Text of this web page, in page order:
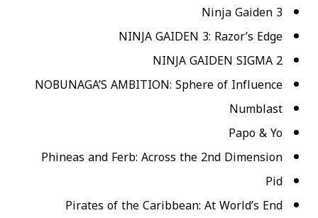
Ninja Gaiden 3
NINJA GAIDEN 3: Razor’s Edge
NINJA GAIDEN SIGMA 2
NOBUNAGA’S AMBITION: Sphere of Influence
Numblast
Papo & Yo
Phineas and Ferb: Across the 2nd Dimension
Pid
Pirates of the Caribbean: At World’s End